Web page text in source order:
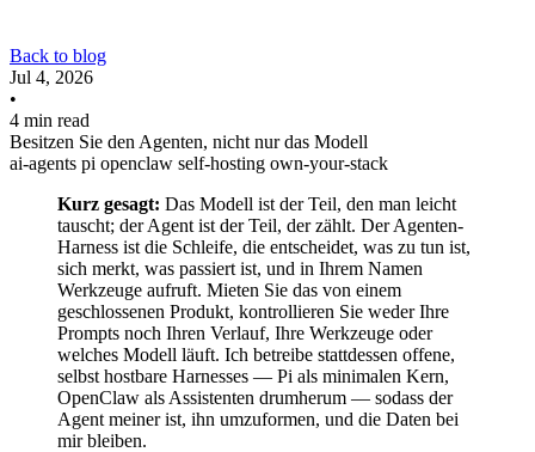
Back to blog
Jul 4, 2026
•
4 min read
Besitzen Sie den Agenten, nicht nur das Modell
ai-agents pi openclaw self-hosting own-your-stack
Kurz gesagt: Das Modell ist der Teil, den man leicht
tauscht; der Agent ist der Teil, der zählt. Der Agenten-
Harness ist die Schleife, die entscheidet, was zu tun ist,
sich merkt, was passiert ist, und in Ihrem Namen
Werkzeuge aufruft. Mieten Sie das von einem
geschlossenen Produkt, kontrollieren Sie weder Ihre
Prompts noch Ihren Verlauf, Ihre Werkzeuge oder
welches Modell läuft. Ich betreibe stattdessen offene,
selbst hostbare Harnesses — Pi als minimalen Kern,
OpenClaw als Assistenten drumherum — sodass der
Agent meiner ist, ihn umzuformen, und die Daten bei
mir bleiben.